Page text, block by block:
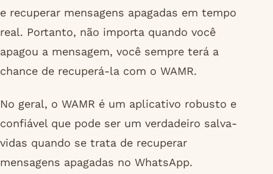
e recuperar mensagens apagadas em tempo
real. Portanto, não importa quando você
apagou a mensagem, você sempre terá a
chance de recuperá-la com o WAMR.
No geral, o WAMR é um aplicativo robusto e
confiável que pode ser um verdadeiro salva-
vidas quando se trata de recuperar
mensagens apagadas no WhatsApp.